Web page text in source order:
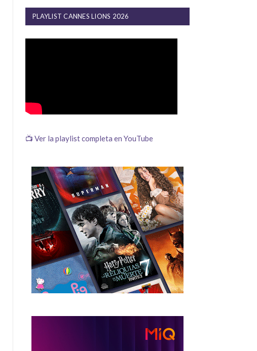
PLAYLIST CANNES LIONS 2026
📺 Ver la playlist completa en YouTube